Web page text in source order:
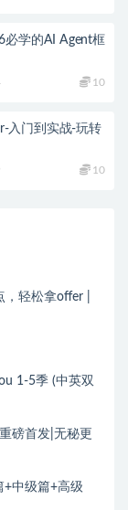
必学的AI Agent框
10
入门到实战-玩转
10
轻松拿offer |
1-5季 (中英双
磅首发|无秘更
+中级篇+高级